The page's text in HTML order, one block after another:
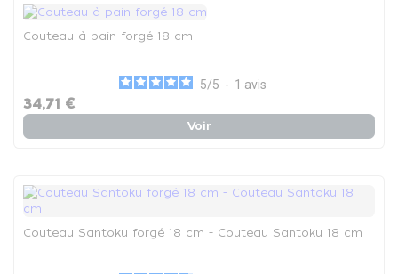
Couteau à pain forgé 18 cm
5/5 - 1 avis
34,71 €
Voir
Couteau Santoku forgé 18 cm - Couteau Santoku 18 cm